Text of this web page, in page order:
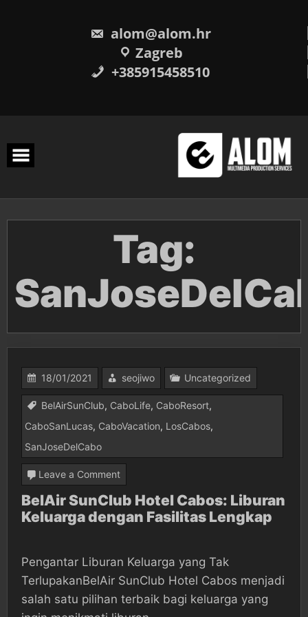
alom@alom.hr
Zagreb
+385915458510
Tag:
18/01/2021 seojiwo Uncategorized
BelAirSunClub, CaboLife, CaboResort,
CaboSanLucas, CaboVacation, LosCabos,
SanJoseDelCabo
Leave a Commenton
BelAir
SunClub
Cabos:
Liburan
Keluarga
BelAir SunClub Hotel Cabos: Liburan
Keluarga dengan Fasilitas Lengkap
Pengantar Liburan Keluarga yang Tak
TerlupakanBelAir SunClub Hotel Cabos menjadi
salah satu pilihan terbaik bagi keluarga yang